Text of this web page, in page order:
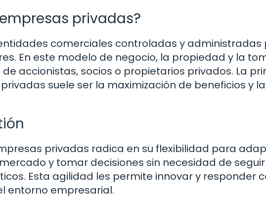
privadas?
comerciales controladas y administradas
En este modelo de negocio, la propiedad y la
accionistas, socios o propietarios privados. La
suele ser la maximización de beneficios y la
privadas radica en su flexibilidad para
y tomar decisiones sin necesidad de seguir
Esta agilidad les permite innovar y responder
entorno empresarial.